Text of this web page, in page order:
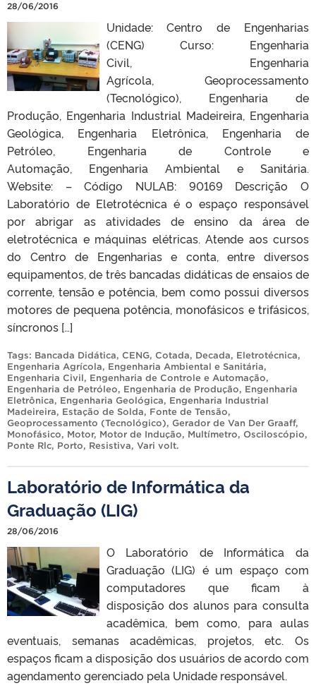
28/06/2016
Unidade: Centro de Engenharias
(CENG) Curso: Engenharia
Civil, Engenharia
Agrícola, Geoprocessamento
(Tecnológico), Engenharia de
Produção, Engenharia Industrial Madeireira, Engenharia
Geológica, Engenharia Eletrônica, Engenharia de
Petróleo, Engenharia de Controle e
Automação, Engenharia Ambiental e Sanitária.
Website: – Código NULAB: 90169 Descrição O
Laboratório de Eletrotécnica é o espaço responsável
por abrigar as atividades de ensino da área de
eletrotécnica e máquinas elétricas. Atende aos cursos
do Centro de Engenharias e conta, entre diversos
equipamentos, de três bancadas didáticas de ensaios de
corrente, tensão e potência, bem como possui diversos
motores de pequena potência, monofásicos e trifásicos,
síncronos […]
Tags: Bancada Didática, CENG, Cotada, Decada, Eletrotécnica,
Engenharia Agrícola, Engenharia Ambiental e Sanitária,
Engenharia Civil, Engenharia de Controle e Automação,
Engenharia de Petróleo, Engenharia de Produção, Engenharia
Eletrônica, Engenharia Geológica, Engenharia Industrial
Madeireira, Estação de Solda, Fonte de Tensão,
Geoprocessamento (Tecnológico), Gerador de Van Der Graaff,
Monofásico, Motor, Motor de Indução, Multímetro, Osciloscópio,
Ponte Rlc, Porto, Resistiva, Vari volt.
Laboratório de Informática da
Graduação (LIG)
28/06/2016
O Laboratório de Informática da
Graduação (LIG) é um espaço com
computadores que ficam à
disposição dos alunos para consulta
acadêmica, bem como, para aulas
eventuais, semanas acadêmicas, projetos, etc. Os
espaços ficam a disposição dos usuários de acordo com
agendamento gerenciado pela Unidade responsável.